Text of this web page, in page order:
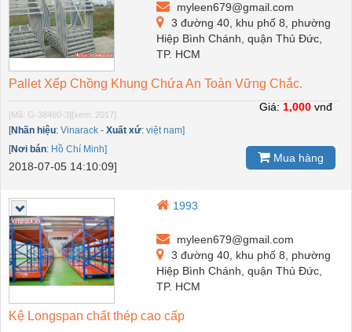
myleen679@gmail.com
3 đường 40, khu phố 8, phường
Hiệp Bình Chánh, quận Thủ Đức,
TP. HCM
Pallet Xếp Chồng Khung Chứa An Toàn Vững Chắc.
[Mã: G-38460-3] [xem: 2017]
[Nhãn hiệu: Vinarack - Xuất xứ: việt nam]
[Nơi bán: Hồ Chí Minh]
2018-07-05 14:10:09]
Giá: 1,000 vnđ
Mua hàng
1993
myleen679@gmail.com
3 đường 40, khu phố 8, phường
Hiệp Bình Chánh, quận Thủ Đức,
TP. HCM
Kệ Longspan chất thép cao cấp